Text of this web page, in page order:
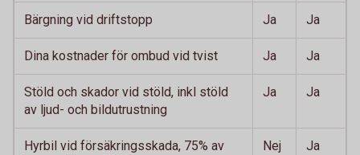
Bärgning vid driftstopp Ja Ja
Dina kostnader för ombud vid tvist Ja Ja
Stöld och skador vid stöld, inkl stöld
av ljud- och bildutrustning
Ja Ja
Hyrbil vid försäkringsskada, 75% av
Nej Ja